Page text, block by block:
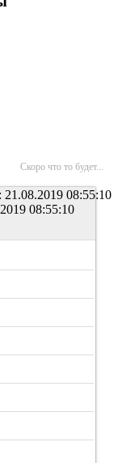
Скоро что то будет...
08:55:10
08:55:10